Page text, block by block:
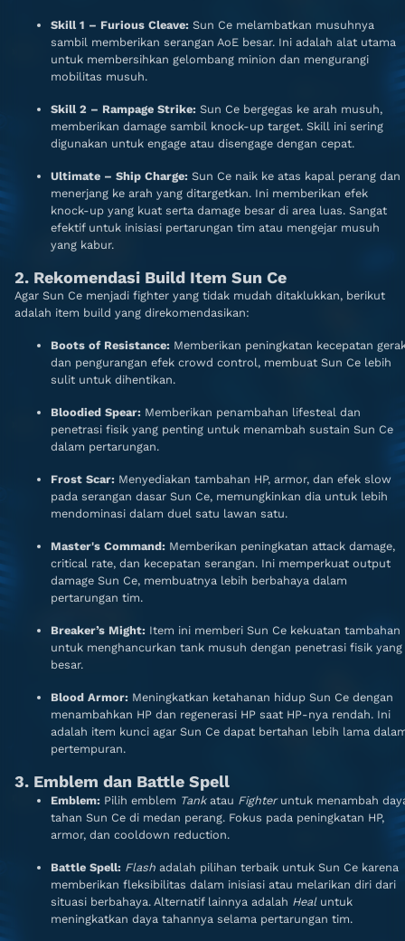
Skill 1 – Furious Cleave: Sun Ce melambatkan musuhnya
sambil memberikan serangan AoE besar. Ini adalah alat utama
untuk membersihkan gelombang minion dan mengurangi
mobilitas musuh.
Skill 2 – Rampage Strike: Sun Ce bergegas ke arah musuh,
memberikan damage sambil knock-up target. Skill ini sering
digunakan untuk engage atau disengage dengan cepat.
Ultimate – Ship Charge: Sun Ce naik ke atas kapal perang dan
menerjang ke arah yang ditargetkan. Ini memberikan efek
knock-up yang kuat serta damage besar di area luas. Sangat
efektif untuk inisiasi pertarungan tim atau mengejar musuh
yang kabur.
2. Rekomendasi Build Item Sun Ce
Agar Sun Ce menjadi fighter yang tidak mudah ditaklukkan, berikut
adalah item build yang direkomendasikan:
Boots of Resistance: Memberikan peningkatan kecepatan
dan pengurangan efek crowd control, membuat Sun Ce lebih
sulit untuk dihentikan.
Bloodied Spear: Memberikan penambahan lifesteal dan
penetrasi fisik yang penting untuk menambah sustain Sun Ce
dalam pertarungan.
Frost Scar: Menyediakan tambahan HP, armor, dan efek slow
pada serangan dasar Sun Ce, memungkinkan dia untuk lebih
mendominasi dalam duel satu lawan satu.
Master's Command: Memberikan peningkatan attack damage,
critical rate, dan kecepatan serangan. Ini memperkuat output
damage Sun Ce, membuatnya lebih berbahaya dalam
pertarungan tim.
Breaker’s Might: Item ini memberi Sun Ce kekuatan tambahan
untuk menghancurkan tank musuh dengan penetrasi fisik yang
besar.
Blood Armor: Meningkatkan ketahanan hidup Sun Ce dengan
menambahkan HP dan regenerasi HP saat HP-nya rendah. Ini
adalah item kunci agar Sun Ce dapat bertahan lebih lama
pertempuran.
3. Emblem dan Battle Spell
Emblem: Pilih emblem Tankatau Fighteruntuk menambah
tahan Sun Ce di medan perang. Fokus pada peningkatan HP,
armor, dan cooldown reduction.
Battle Spell: Flash adalah pilihan terbaik untuk Sun Ce karena
memberikan fleksibilitas dalam inisiasi atau melarikan diri dari
situasi berbahaya. Alternatif lainnya adalah Healuntuk
meningkatkan daya tahannya selama pertarungan tim.